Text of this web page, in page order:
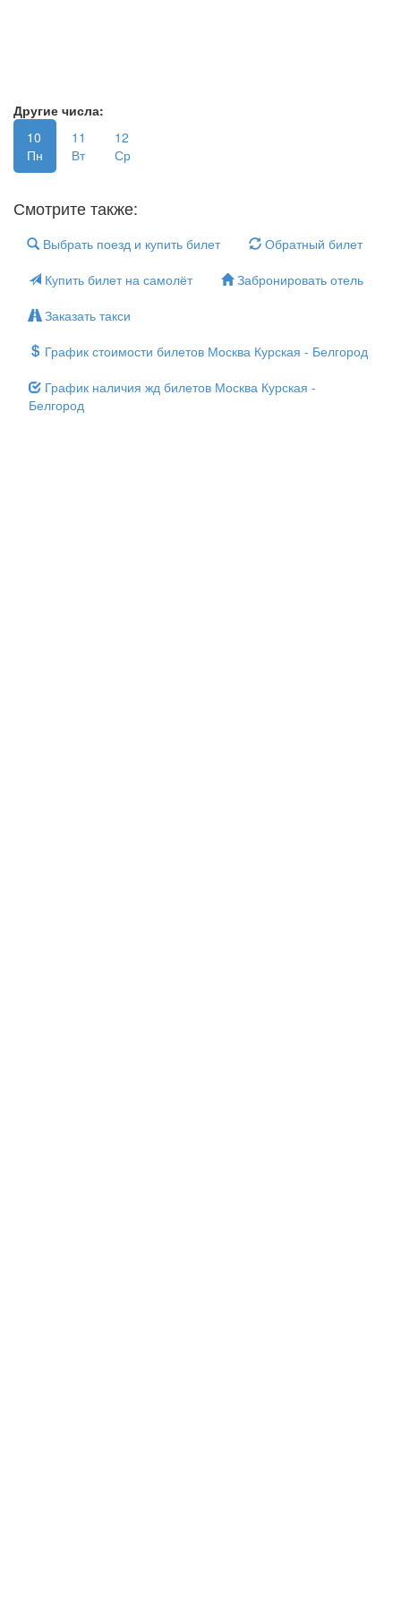
Другие числа:
10
Пн
11
Вт
12
Ср
Смотрите также:
Выбрать поезд и купить билет
Обратный билет
Купить билет на самолёт
Забронировать отель
Заказать такси
График стоимости билетов Москва Курская - Белгород
График наличия жд билетов Москва Курская -
Белгород